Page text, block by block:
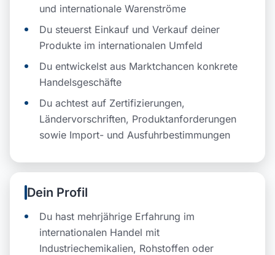
und internationale Warenströme
Du steuerst Einkauf und Verkauf deiner
Produkte im internationalen Umfeld
Du entwickelst aus Marktchancen konkrete
Handelsgeschäfte
Du achtest auf Zertifizierungen,
Ländervorschriften, Produktanforderungen
sowie Import- und Ausfuhrbestimmungen
Dein Profil
Du hast mehrjährige Erfahrung im
internationalen Handel mit
Industriechemikalien, Rohstoffen oder